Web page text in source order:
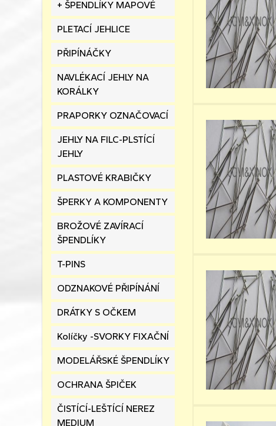
+ ŠPENDLÍKY MAPOVÉ
PLETACÍ JEHLICE
PŘIPÍNÁČKY
NAVLÉKACÍ JEHLY NA
KORÁLKY
PRAPORKY OZNAČOVACÍ
JEHLY NA FILC-PLSTÍCÍ
JEHLY
PLASTOVÉ KRABIČKY
ŠPERKY A KOMPONENTY
BROŽOVÉ ZAVÍRACÍ
ŠPENDLÍKY
T-PINS
ODZNAKOVÉ PŘIPÍNÁNÍ
DRÁTKY S OČKEM
Kolíčky -SVORKY FIXAČNÍ
MODELÁŘSKÉ ŠPENDLÍKY
OCHRANA ŠPIČEK
ČISTÍCÍ-LEŠTÍCÍ NEREZ
MEDIUM